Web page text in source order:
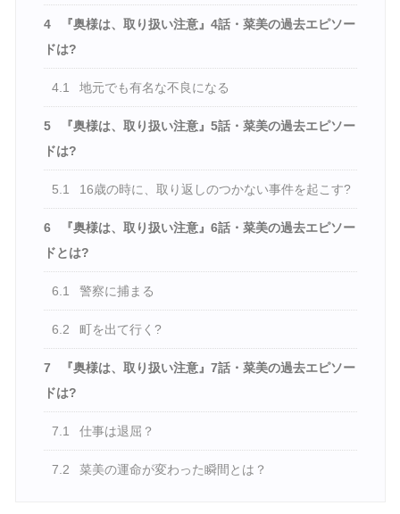
4
『奥様は、取り扱い注意』4話・菜美の過去エピソー
ドは?
4.1 地元でも有名な不良になる
5
『奥様は、取り扱い注意』5話・菜美の過去エピソー
ドは?
5.1 16歳の時に、取り返しのつかない事件を起こす?
6
『奥様は、取り扱い注意』6話・菜美の過去エピソー
ドとは?
6.1 警察に捕まる
6.2 町を出て行く?
7
『奥様は、取り扱い注意』7話・菜美の過去エピソー
ドは?
7.1 仕事は退屈？
7.2 菜美の運命が変わった瞬間とは？